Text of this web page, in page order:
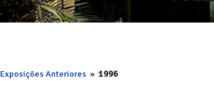
Exposições Anteriores » 1996